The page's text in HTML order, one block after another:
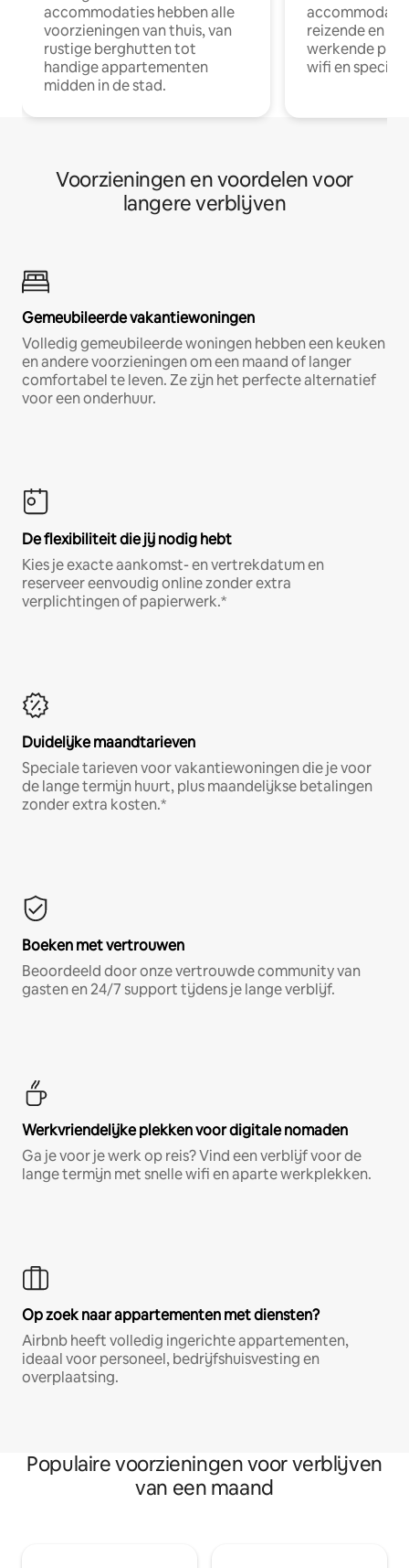
accommodaties hebben alle
voorzieningen van thuis, van
rustige berghutten tot
handige appartementen
midden in de stad.
reizende en
werkende
wifi en
Voorzieningen en voordelen voor
langere verblijven
Gemeubileerde vakantiewoningen
Volledig gemeubileerde woningen hebben een keuken
en andere voorzieningen om een maand of langer
comfortabel te leven. Ze zijn het perfecte alternatief
voor een onderhuur.
De flexibiliteit die jij nodig hebt
Kies je exacte aankomst- en vertrekdatum en
reserveer eenvoudig online zonder extra
verplichtingen of papierwerk.*
Duidelijke maandtarieven
Speciale tarieven voor vakantiewoningen die je voor
de lange termijn huurt, plus maandelijkse betalingen
zonder extra kosten.*
Boeken met vertrouwen
Beoordeeld door onze vertrouwde community van
gasten en 24/7 support tijdens je lange verblijf.
Werkvriendelijke plekken voor digitale nomaden
Ga je voor je werk op reis? Vind een verblijf voor de
lange termijn met snelle wifi en aparte werkplekken.
Op zoek naar appartementen met diensten?
Airbnb heeft volledig ingerichte appartementen,
ideaal voor personeel, bedrijfshuisvesting en
overplaatsing.
Populaire voorzieningen voor verblijven
van een maand